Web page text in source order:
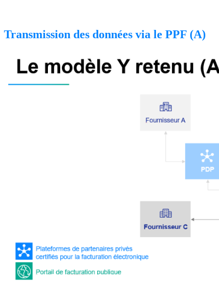
Transmission des données via le PPF (A)